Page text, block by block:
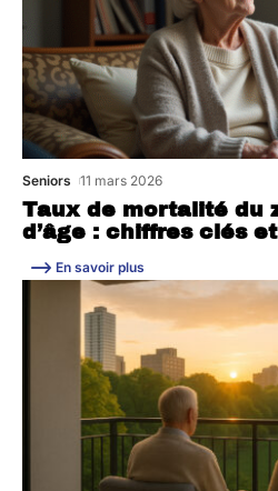
Taux de mortalité du
d’âge : chiffres clés
Seniors 11 mars 2026
En savoir plus